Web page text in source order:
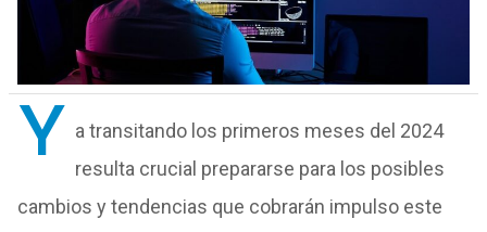
Y
a transitando los primeros meses del 2024
resulta crucial prepararse para los posibles
cambios y tendencias que cobrarán impulso este